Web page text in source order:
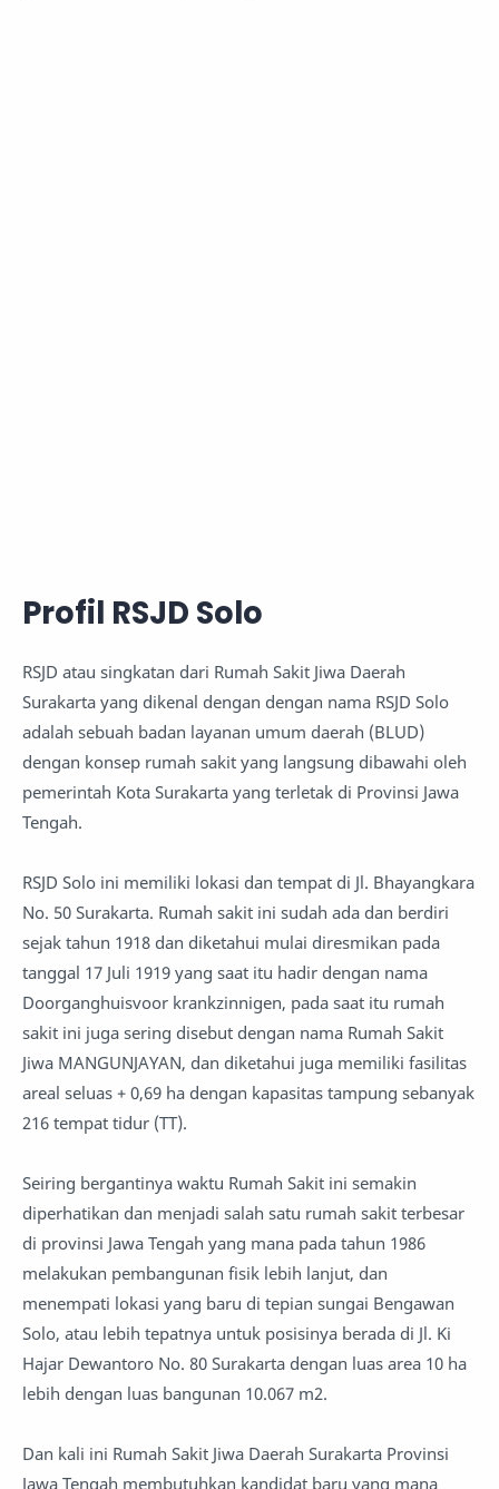
Profil RSJD Solo
RSJD atau singkatan dari Rumah Sakit Jiwa Daerah
Surakarta yang dikenal dengan dengan nama RSJD Solo
adalah sebuah badan layanan umum daerah (BLUD)
dengan konsep rumah sakit yang langsung dibawahi oleh
pemerintah Kota Surakarta yang terletak di Provinsi Jawa
Tengah.
RSJD Solo ini memiliki lokasi dan tempat di Jl. Bhayangkara
No. 50 Surakarta. Rumah sakit ini sudah ada dan berdiri
sejak tahun 1918 dan diketahui mulai diresmikan pada
tanggal 17 Juli 1919 yang saat itu hadir dengan nama
Doorganghuisvoor krankzinnigen, pada saat itu rumah
sakit ini juga sering disebut dengan nama Rumah Sakit
Jiwa MANGUNJAYAN, dan diketahui juga memiliki fasilitas
areal seluas + 0,69 ha dengan kapasitas tampung sebanyak
216 tempat tidur (TT).
Seiring bergantinya waktu Rumah Sakit ini semakin
diperhatikan dan menjadi salah satu rumah sakit terbesar
di provinsi Jawa Tengah yang mana pada tahun 1986
melakukan pembangunan fisik lebih lanjut, dan
menempati lokasi yang baru di tepian sungai Bengawan
Solo, atau lebih tepatnya untuk posisinya berada di Jl. Ki
Hajar Dewantoro No. 80 Surakarta dengan luas area 10 ha
lebih dengan luas bangunan 10.067 m2.
Dan kali ini Rumah Sakit Jiwa Daerah Surakarta Provinsi
Jawa Tengah membutuhkan kandidat baru yang mana